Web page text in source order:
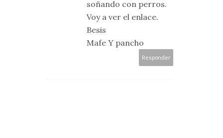
soñando con perros.
Voy a ver el enlace.
Besis
Mafe Y pancho
Responder